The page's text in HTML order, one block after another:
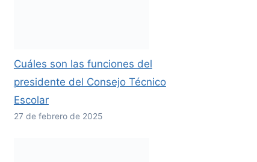
Cuáles son las funciones del
presidente del Consejo Técnico
Escolar
27 de febrero de 2025